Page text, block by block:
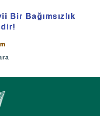
Bir Bağımsızlık